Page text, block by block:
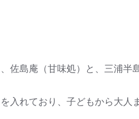
佐島庵（甘味処）と、三浦半
入れており、子どもから大人